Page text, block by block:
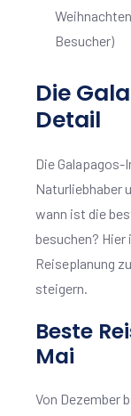
Besucher)
Die
Detail
Die Galapagos-
Naturliebhaber
wann ist die
besuchen?
Reiseplanung
steigern.
Beste
Mai
Von Dezember